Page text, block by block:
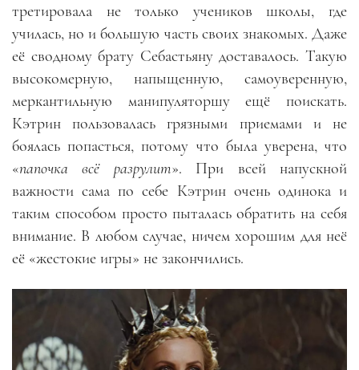
третировала не только учеников школы, где
училась, но и большую часть своих знакомых. Даже
её сводному брату Себастьяну доставалось. Такую
высокомерную, напыщенную, самоуверенную,
меркантильную манипуляторшу ещё поискать.
Кэтрин пользовалась грязными приемами и не
боялась попасться, потому что была уверена, что
«папочка всё разрулит». При всей напускной
важности сама по себе Кэтрин очень одинока и
таким способом просто пыталась обратить на себя
внимание. В любом случае, ничем хорошим для неё
её «жестокие игры» не закончились.